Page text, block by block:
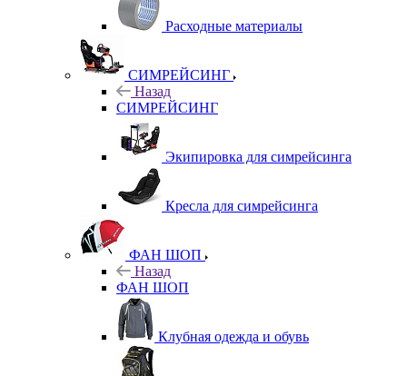
Расходные материалы
СИМРЕЙСИНГ
Назад
СИМРЕЙСИНГ
Экипировка для симрейсинга
Кресла для симрейсинга
ФАН ШОП
Назад
ФАН ШОП
Клубная одежда и обувь